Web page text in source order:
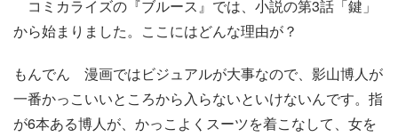
コミカライズの『ブルース』では、小説の第3話「鍵」
から始まりました。ここにはどんな理由が？
もんでん 漫画ではビジュアルが大事なので、影山博人が
一番かっこいいところから入らないといけないんです。指
が6本ある博人が、かっこよくスーツを着こなして、女を